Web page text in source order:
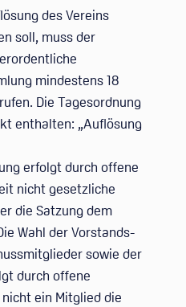
des Vereins
soll, muss der
mindestens 18
Die Tagesordnung
enthalten: „Auflösung
erfolgt durch offene
nicht gesetzliche
die Satzung dem
Wahl der Vorstands-
sowie der
durch offene
ein Mitglied die